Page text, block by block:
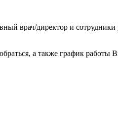
врач/директор и сотрудники
а также график работы